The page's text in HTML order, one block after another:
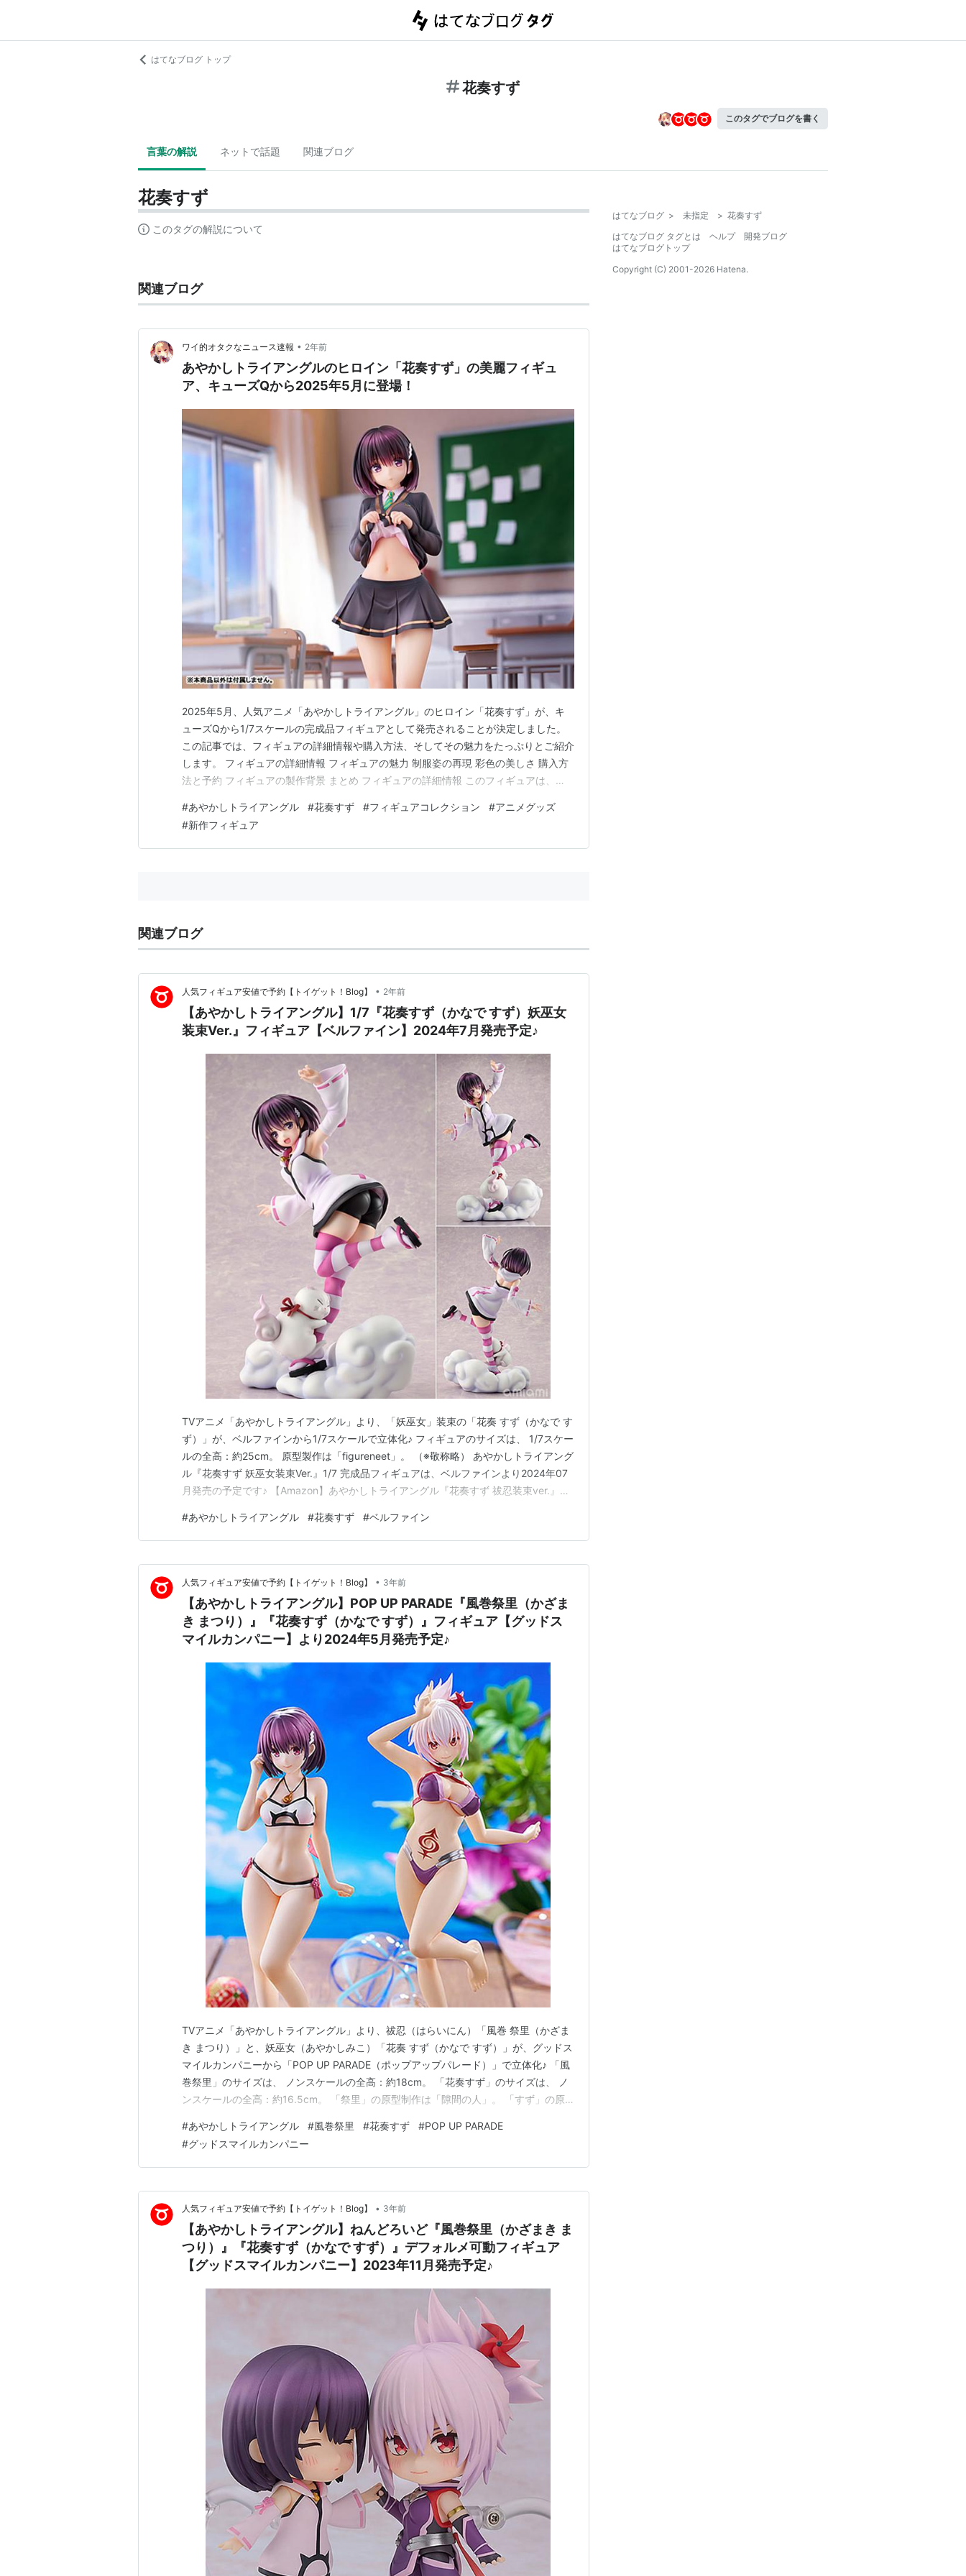
はてなブログ トップ
花奏すず
このタグでブログを書く
言葉の解説 ネットで話題 関連ブログ
花奏すず
このタグの解説について
関連ブログ
ワイ的オタクなニュース速報 • 2年前
あやかしトライアングルのヒロイン「花奏すず」の美麗フィギュ
ア、キューズQから2025年5月に登場！
2025年5月、人気アニメ「あやかしトライアングル」のヒロイン「花奏すず」が、キ
ューズQから1/7スケールの完成品フィギュアとして発売されることが決定しました。
この記事では、フィギュアの詳細情報や購入方法、そしてその魅力をたっぷりとご紹介
します。 フィギュアの詳細情報 フィギュアの魅力 制服姿の再現 彩色の美しさ 購入方
法と予約 フィギュアの製作背景 まとめ フィギュアの詳細情報 このフィギュアは、
から開始されます。気になる方は、早めの予約をお勧めします。 商品名: あやかしトラ
イアングル 花奏すず 1…
#あやかしトライアングル #花奏すず #フィギュアコレクション #アニメグッズ
#新作フィギュア
関連ブログ
人気フィギュア安値で予約【トイゲット！Blog】 • 2年前
【あやかしトライアングル】1/7『花奏すず（かなで すず）妖巫女
装束Ver.』フィギュア【ベルファイン】2024年7月発売予定♪
TVアニメ「あやかしトライアングル」より、「妖巫女」装束の「花奏 すず（かなで す
ず）」が、ベルファインから1/7スケールで立体化♪ フィギュアのサイズは、 1/7スケー
ルの全高：約25cm。 原型製作は「figureneet」。 （※敬称略） あやかしトライアング
ル『花奏すず 妖巫女装束Ver.』1/7 完成品フィギュアは、ベルファインより2024年07
月発売の予定です♪ 【Amazon】あやかしトライアングル『花奏すず 祓忍装束ver.』フ
スマイルカンパニー】 あやかしトライアングル『花奏すず 妖…
#あやかしトライアングル #花奏すず #ベルファイン
人気フィギュア安値で予約【トイゲット！Blog】 • 3年前
【あやかしトライアングル】POP UP PARADE『風巻祭里（かざま
き まつり）』『花奏すず（かなで すず）』フィギュア【グッドス
マイルカンパニー】より2024年5月発売予定♪
TVアニメ「あやかしトライアングル」より、祓忍（はらいにん）「風巻 祭里（かざま
き まつり）」と、妖巫女（あやかしみこ）「花奏 すず（かなで すず）」が、グッドス
マイルカンパニーから「POP UP PARADE（ポップアップパレード）」で立体化♪ 「風
巻祭里」のサイズは、 ノンスケールの全高：約18cm。 「花奏すず」のサイズは、 ノ
ンスケールの全高：約16.5cm。 「祭里」の原型制作は「隙間の人」。 「すず」の原
アングル 完成品フィギュアは、グッドスマイルカンパニーより2024年05月発売の予定
です…
#あやかしトライアングル #風巻祭里 #花奏すず #POP UP PARADE
#グッドスマイルカンパニー
人気フィギュア安値で予約【トイゲット！Blog】 • 3年前
【あやかしトライアングル】ねんどろいど『風巻祭里（かざまき ま
つり）』『花奏すず（かなで すず）』デフォルメ可動フィギュア
【グッドスマイルカンパニー】2023年11月発売予定♪
はてなブログ > 未指定 > 花奏すず
はてなブログ タグとは
ヘルプ
開発ブログ
はてなブログトップ
Copyright (C) 2001-2026 Hatena.